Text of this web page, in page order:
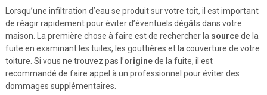
Lorsqu’une infiltration d’eau se produit sur votre toit, il est important
de réagir rapidement pour éviter d’éventuels dégâts dans votre
maison. La première chose à faire est de rechercher la sourcede la
fuite en examinant les tuiles, les gouttières et la couverture de votre
toiture. Si vous ne trouvez pas l’originede la fuite, il est
recommandé de faire appel à un professionnel pour éviter des
dommages supplémentaires.